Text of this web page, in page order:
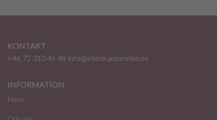
KONTAKT
+46 72 310 46 48 info@ellenkantarellen.se
INFORMATION
Hem